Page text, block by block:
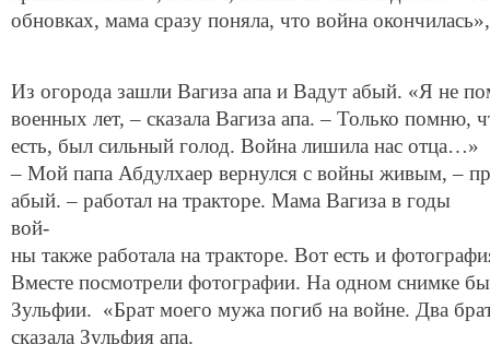
обновках, мама сразу поняла, что война
Из огорода зашли Вагиза апа и Вадут абый. «Я не
военных лет, – сказала Вагиза апа. – Только помню,
есть, был сильный голод. Война лишила нас отца…»
– Мой папа Абдулхаер вернулся с войны живым, –
абый. – работал на тракторе. Мама Вагиза в годы
ны также работала на тракторе. Вот есть и
Вместе посмотрели фотографии. На одном снимке
Зульфии. «Брат моего мужа погиб на войне. Два
сказала Зульфия апа.